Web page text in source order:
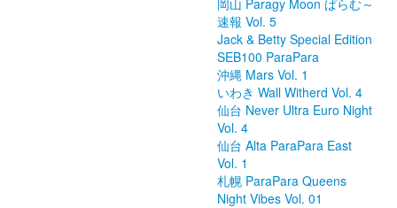
岡山 Paragy Moon ぱらむ～
速報 Vol. 5
Jack & Betty Special Edition
SEB100 ParaPara
沖縄 Mars Vol. 1
いわき Wall Witherd Vol. 4
仙台 Never Ultra Euro Night
Vol. 4
仙台 Alta ParaPara East
Vol. 1
札幌 ParaPara Queens
Night Vibes Vol. 01